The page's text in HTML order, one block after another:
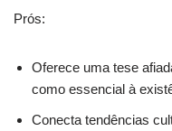
Prós:
Oferece uma tese
como essencial à
Conecta tendências